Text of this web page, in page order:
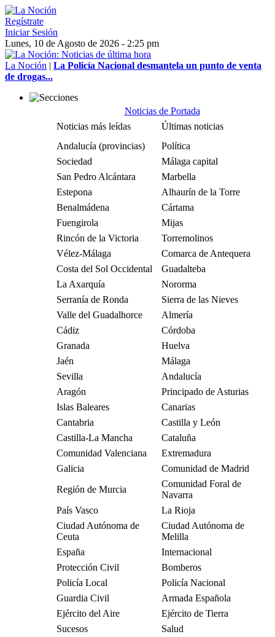
Regístrate
Iniciar Sesión
Lunes, 10 de Agosto de 2026 - 2:25 pm
La Noción | La Policía Nacional desmantela un punto de venta
de drogas...
Noticias de Portada
Noticias más leídas
Últimas noticias
Andalucía (provincias)
Política
Sociedad
Málaga capital
San Pedro Alcántara
Marbella
Estepona
Alhaurín de la Torre
Benalmádena
Cártama
Fuengirola
Mijas
Rincón de la Victoria
Torremolinos
Vélez-Málaga
Comarca de Antequera
Costa del Sol Occidental
Guadalteba
La Axarquía
Nororma
Serranía de Ronda
Sierra de las Nieves
Valle del Guadalhorce
Almería
Cádiz
Córdoba
Granada
Huelva
Jaén
Málaga
Sevilla
Andalucía
Aragón
Principado de Asturias
Islas Baleares
Canarias
Cantabria
Castilla y León
Castilla-La Mancha
Cataluña
Comunidad Valenciana
Extremadura
Galicia
Comunidad de Madrid
Región de Murcia
Comunidad Foral de
Navarra
País Vasco
La Rioja
Ciudad Autónoma de
Ceuta
Ciudad Autónoma de
Melilla
España
Internacional
Protección Civil
Bomberos
Policía Local
Policía Nacional
Guardia Civil
Armada Española
Ejército del Aire
Ejército de Tierra
Sucesos
Salud